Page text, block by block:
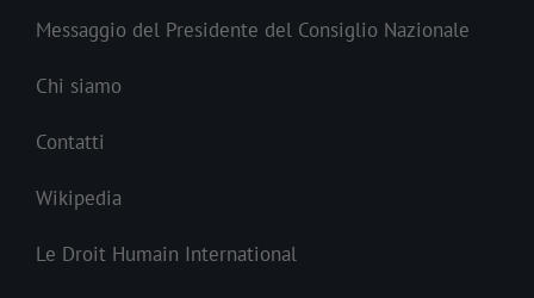
Messaggio del Presidente del Consiglio Nazionale
Chi siamo
Contatti
Wikipedia
Le Droit Humain International